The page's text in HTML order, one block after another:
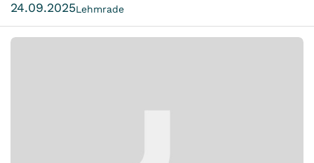
24.09.2025Lehmrade